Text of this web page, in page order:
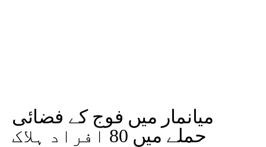
میانمار میں فوج کے فضائی
حملے میں 80 افراد ہلاک